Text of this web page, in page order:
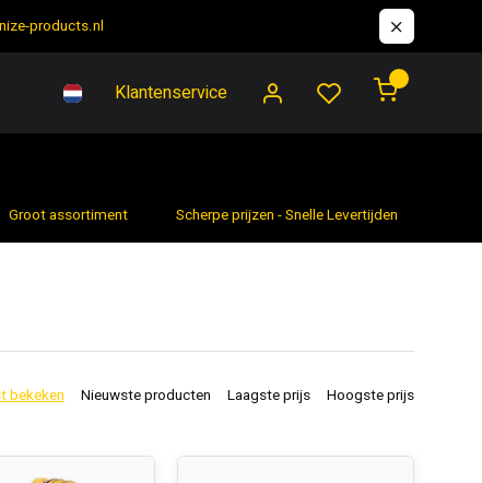
products.nl
Klantenservice
Groot assortiment Scherpe prijzen - Snelle Levertijden
bekeken Nieuwste producten Laagste prijs Hoogste prijs